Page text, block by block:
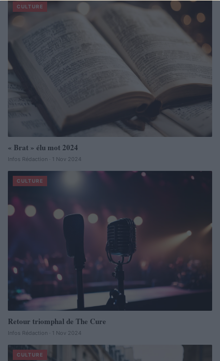
CULTURE
« Brat » élu mot 2024
Infos Rédaction · 1 Nov 2024
CULTURE
Retour triomphal de The Cure
Infos Rédaction · 1 Nov 2024
CULTURE